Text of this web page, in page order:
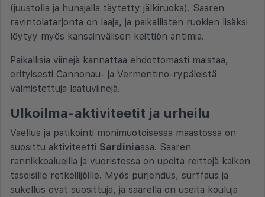
(juustolla ja hunajalla täytetty jälkiruoka). Saaren
ravintolatarjonta on laaja, ja paikallisten ruokien lisäksi
löytyy myös kansainvälisen keittiön antimia.
Paikallisia viinejä kannattaa ehdottomasti maistaa,
erityisesti Cannonau- ja Vermentino-rypäleistä
valmistettuja laatuviinejä.
Ulkoilma-aktiviteetit ja urheilu
Vaellus ja patikointi monimuotoisessa maastossa on
suosittu aktiviteetti Sardiniassa. Saaren
rannikkoalueilla ja vuoristossa on upeita reittejä kaiken
tasoisille retkeilijöille. Myös purjehdus, surffaus ja
sukellus ovat suosittuja, ja saarella on useita kouluja